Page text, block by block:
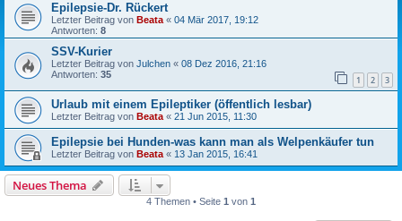
Epilepsie-Dr. Rückert
Letzter Beitrag von Beata « 04 Mär 2017, 19:12
Antworten: 8
SSV-Kurier
Letzter Beitrag von Julchen « 08 Dez 2016, 21:16
Antworten: 35 1 2 3
Urlaub mit einem Epileptiker (öffentlich lesbar)
Letzter Beitrag von Beata « 21 Jun 2015, 11:30
Epilepsie bei Hunden-was kann man als Welpenkäufer tun
Letzter Beitrag von Beata « 13 Jan 2015, 16:41
Neues Thema
4 Themen • Seite 1 von 1